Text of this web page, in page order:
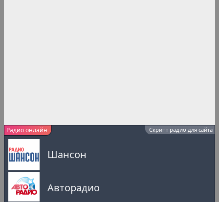
Радио онлайн Скрипт радио для сайта
Шансон
Авторадио